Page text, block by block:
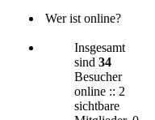
Wer ist online?
Insgesamt
sind 34
Besucher
online :: 2
sichtbare